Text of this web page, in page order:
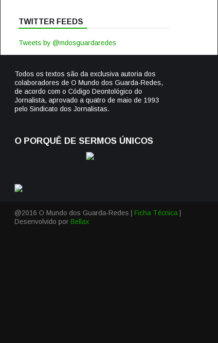
TWITTER FEEDS
Tweets by @mdosguardaredes
Todos os textos são da exclusiva autoria dos
colaboradores de O Mundo dos Guarda-Redes,
de acordo com o Código Deontológico do
Jornalista, aprovado a quatro de maio de 1993
pelo Sindicato dos Jornalistas.
O PORQUÊ DE SERMOS ÚNICOS
@2016 O Mundo dos Guarda-Redes | Ficha Técnica
Desenvolvido por Bellax